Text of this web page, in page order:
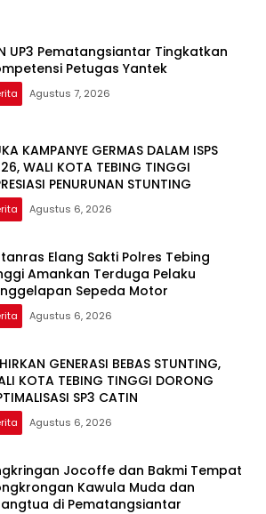
UP3 Pematangsiantar Tingkatkan
Petugas Yantek
Agustus 7, 2026
KAMPANYE GERMAS DALAM ISPS
WALI KOTA TEBING TINGGI
PENURUNAN STUNTING
Agustus 6, 2026
Elang Sakti Polres Tebing
Amankan Terduga Pelaku
Sepeda Motor
Agustus 6, 2026
GENERASI BEBAS STUNTING,
KOTA TEBING TINGGI DORONG
SP3 CATIN
Agustus 6, 2026
Jocoffe dan Bakmi Tempat
Kawula Muda dan
di Pematangsiantar